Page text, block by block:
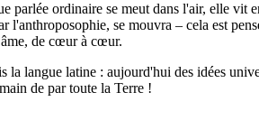
parlée ordinaire se meut dans l'air, elle vit
l'anthroposophie, se mouvra – cela est
de cœur à cœur.
la langue latine : aujourd'hui des idées
de par toute la Terre !